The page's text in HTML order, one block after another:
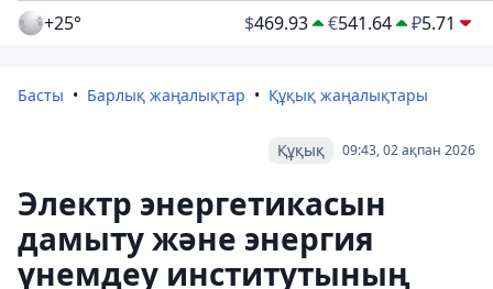
+25° $469.93 €541.64 ₽5.71
Басты Барлық жаңалықтар Құқық жаңалықтары
09:43, 02 ақпан 2026
Құқық
Электр энергетикасын
дамыту және энергия
үнемдеу институтының